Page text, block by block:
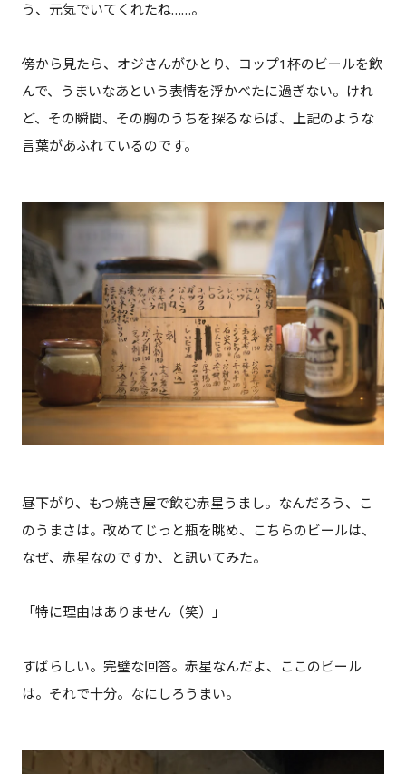
う、元気でいてくれたね……。
傍から見たら、オジさんがひとり、コップ1杯のビールを飲
んで、うまいなあという表情を浮かべたに過ぎない。けれ
ど、その瞬間、その胸のうちを探るならば、上記のような
言葉があふれているのです。
昼下がり、もつ焼き屋で飲む赤星うまし。なんだろう、こ
のうまさは。改めてじっと瓶を眺め、こちらのビールは、
なぜ、赤星なのですか、と訊いてみた。
「特に理由はありません（笑）」
すばらしい。完璧な回答。赤星なんだよ、ここのビール
は。それで十分。なにしろうまい。